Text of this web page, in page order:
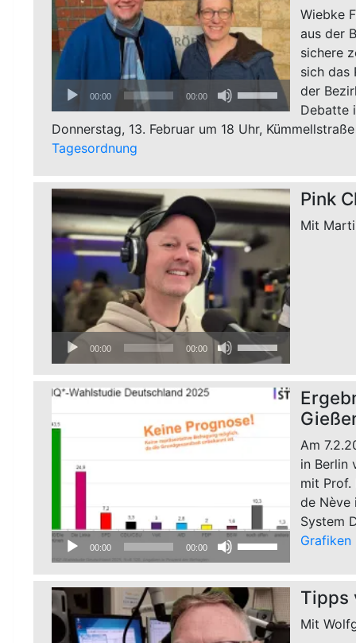
zu
regeln.
Audio-
Player
00:00 00:00
Pfeiltasten
Hoch/Runter
benutzen,
zu
regeln.
Wiebke
aus der
sichere
sich das
der
Debatte
Donnerstag, 13. Februar um 18 Uhr,
Tagesordnung
Audio-
Player
00:00 00:00
Pfeiltasten
Hoch/Runter
die
Lautstärke
Pink
Mit
Audio-
Player
00:00 00:00
Pfeiltasten
um
die
Lautstärke
Am
in Berlin
mit Prof.
de Nève
System
Grafiken
Tipps
Mit